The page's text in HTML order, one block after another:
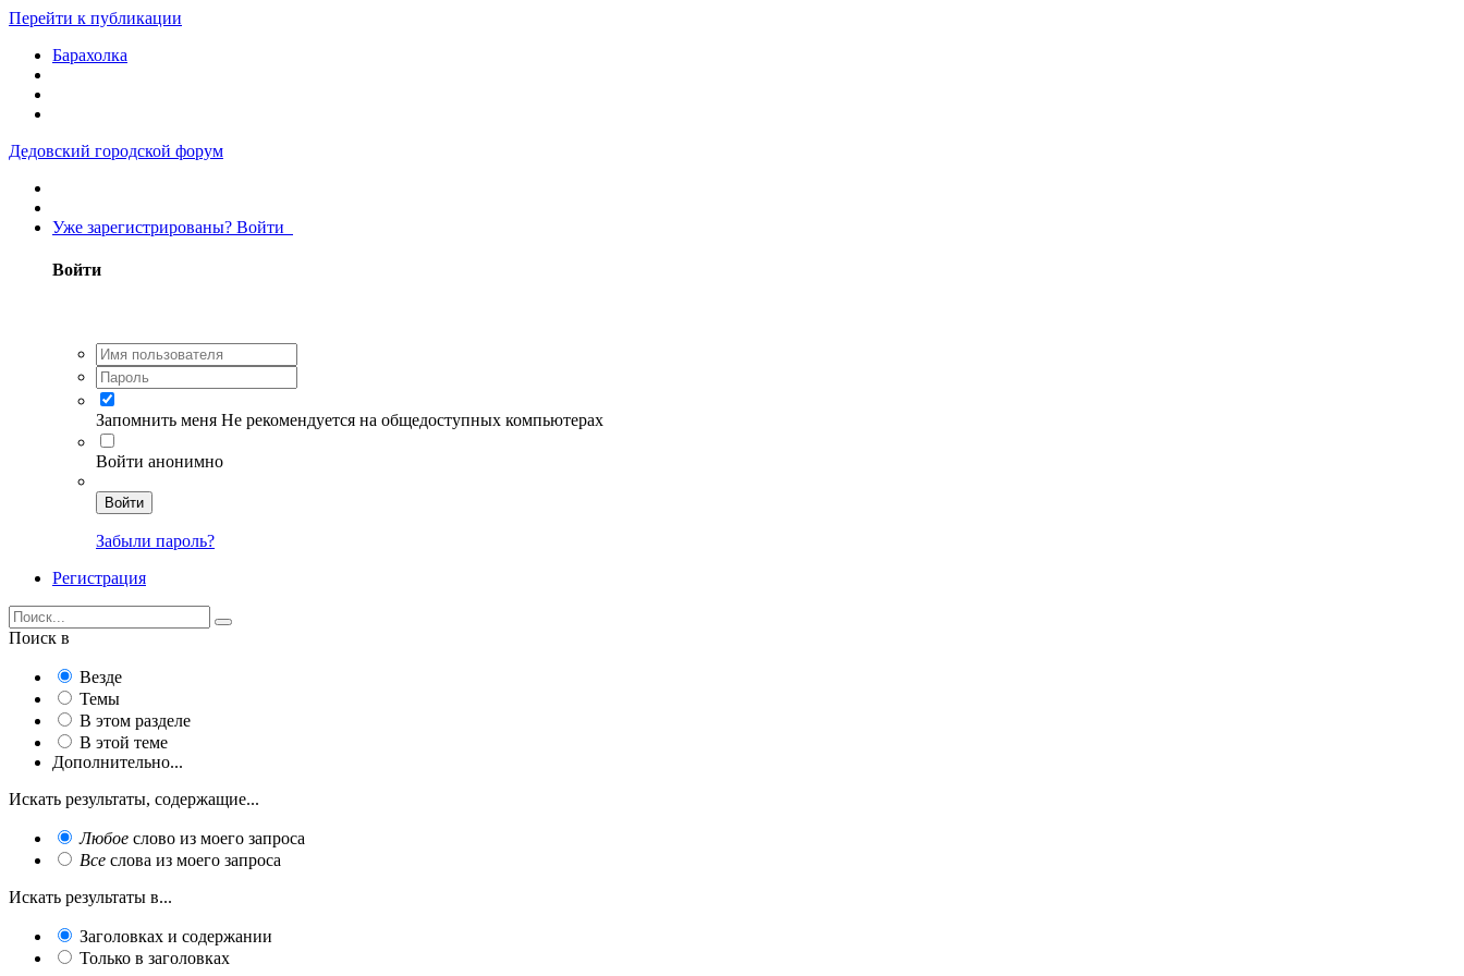
Перейти к публикации
Барахолка
Дедовский городской форум
Уже зарегистрированы? Войти
Войти
Запомнить меня Не рекомендуется на общедоступных компьютерах
Войти анонимно
Войти
Забыли пароль?
Регистрация
Поиск в
Везде
Темы
В этом разделе
В этой теме
Дополнительно...
Искать результаты, содержащие...
Любое слово из моего запроса
Все слова из моего запроса
Искать результаты в...
Заголовках и содержании
Только в заголовках